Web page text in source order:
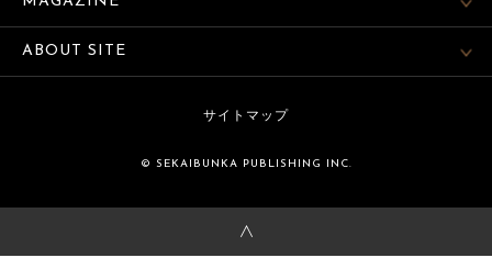
ABOUT SITE
サイトマップ
© SEKAIBUNKA PUBLISHING INC.